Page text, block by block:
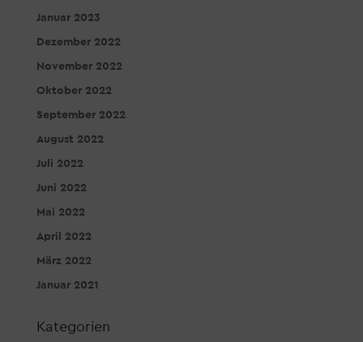
Januar 2023
Dezember 2022
November 2022
Oktober 2022
September 2022
August 2022
Juli 2022
Juni 2022
Mai 2022
April 2022
März 2022
Januar 2021
Kategorien